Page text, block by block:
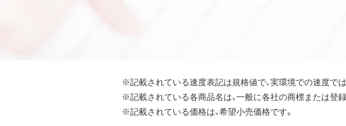
※記載されている速度表記は規格値で、実環境での速度では
※記載されている各商品名は、一般に各社の商標または登録
※記載されている価格は、希望小売価格です。